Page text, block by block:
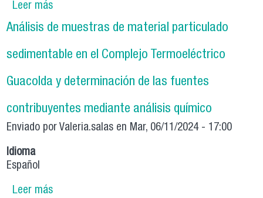
Leer mássobre "Estudio de antecedentes para crear una
norma primaria de calidad del aire de
compuestos orgánicos volátiles "
Análisis de muestras de material particulado
sedimentable en el Complejo Termoeléctrico
Guacolda y determinación de las fuentes
contribuyentes mediante análisis químico
Enviado porValeria.salas en Mar, 06/11/2024 - 17:00
Idioma
Español
Leer mássobre Análisis de muestras de material